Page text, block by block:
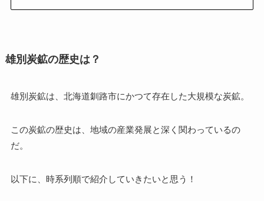
雄別炭鉱の歴史は？
雄別炭鉱は、北海道釧路市にかつて存在した大規模な炭鉱。
この炭鉱の歴史は、地域の産業発展と深く関わっているの
だ。
以下に、時系列順で紹介していきたいと思う！